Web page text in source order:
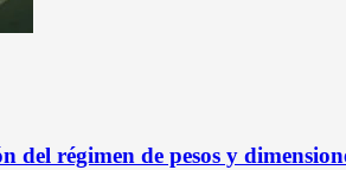
régimen de pesos y